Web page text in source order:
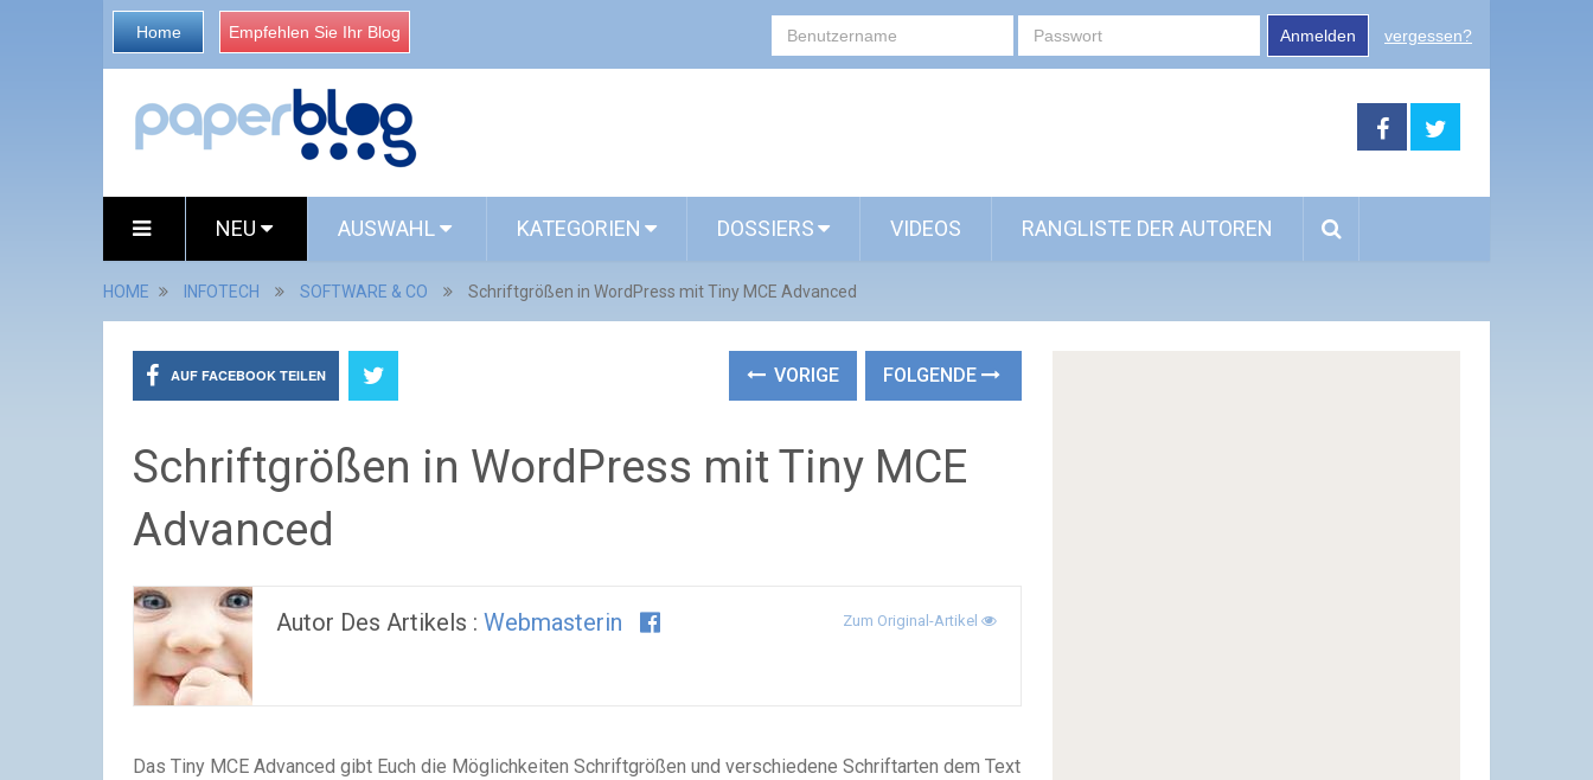
Home Empfehlen Sie Ihr Blog Anmelden vergessen?
NEU AUSWAHL KATEGORIEN DOSSIERS VIDEOS RANGLISTE DER AUTOREN
HOME INFOTECH SOFTWARE & CO Schriftgrößen in WordPress mit Tiny MCE Advanced
AUF FACEBOOK TEILEN VORIGE FOLGENDE
Schriftgrößen in WordPress mit Tiny MCE
Advanced
Autor Des Artikels : Webmasterin Zum Original-Artikel
Das Tiny MCE Advanced gibt Euch die Möglichkeiten Schriftgrößen und verschiedene Schriftarten dem Text